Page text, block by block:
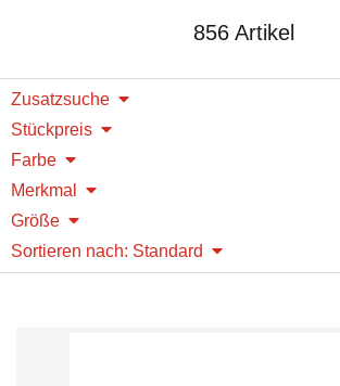
856 Artikel
Zusatzsuche
Stückpreis
Farbe
Merkmal
Größe
Sortieren nach: Standard